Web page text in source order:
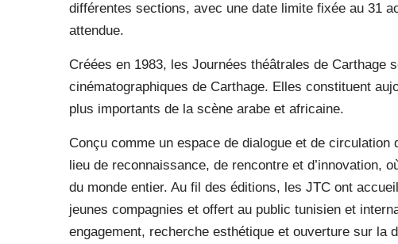
différentes sections, avec une date limite fixée au 31
attendue.
Créées en 1983, les Journées théâtrales de Carthage
cinématographiques de Carthage. Elles constituent
plus importants de la scène arabe et africaine.
Conçu comme un espace de dialogue et de
lieu de reconnaissance, de rencontre et d’innovation,
du monde entier. Au fil des éditions, les JTC ont
jeunes compagnies et offert au public tunisien et
engagement, recherche esthétique et ouverture sur la